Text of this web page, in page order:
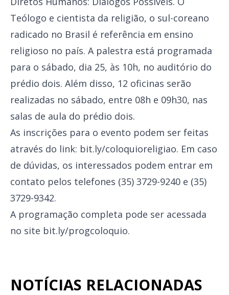
Teólogo e cientista da religião, o sul-coreano
radicado no Brasil é referência em ensino
religioso no país. A palestra está programada
para o sábado, dia 25, às 10h, no auditório do
prédio dois. Além disso, 12 oficinas serão
realizadas no sábado, entre 08h e 09h30, nas
salas de aula do prédio dois.
As inscrições para o evento podem ser feitas
através do link: bit.ly/coloquioreligiao. Em caso
de dúvidas, os interessados podem entrar em
contato pelos telefones (35) 3729-9240 e (35)
3729-9342.
A programação completa pode ser acessada
no site bit.ly/progcoloquio.
NOTÍCIAS RELACIONADAS